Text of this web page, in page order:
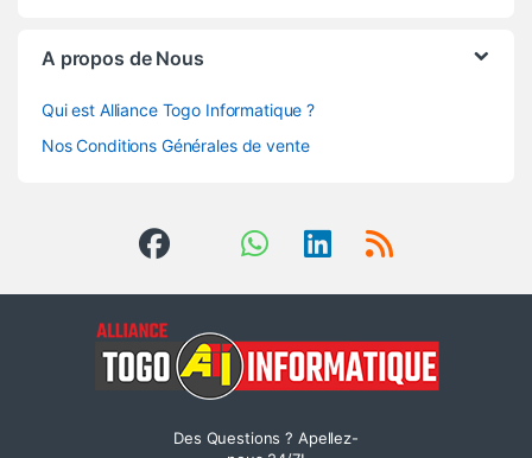
A propos de Nous
Qui est Alliance Togo Informatique ?
Nos Conditions Générales de vente
Des Questions ? Apellez-